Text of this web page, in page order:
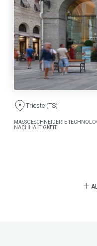
Trieste (TS)
MASSGESCHNEIDERTE
NACHHALTIGKEIT.